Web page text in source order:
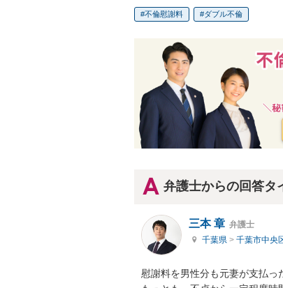
不倫慰謝料 ダブル不倫
弁護士からの回答タ
三本 章 弁護士
千葉県 > 千葉市中央
慰謝料を男性分も元妻が支払っ